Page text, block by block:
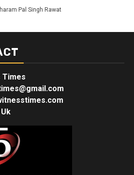
Pal Singh Rawat
Times